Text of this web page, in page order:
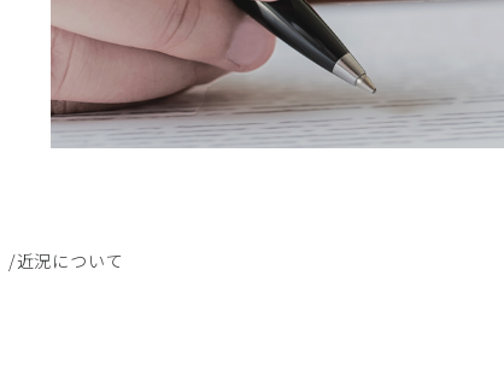
近況について